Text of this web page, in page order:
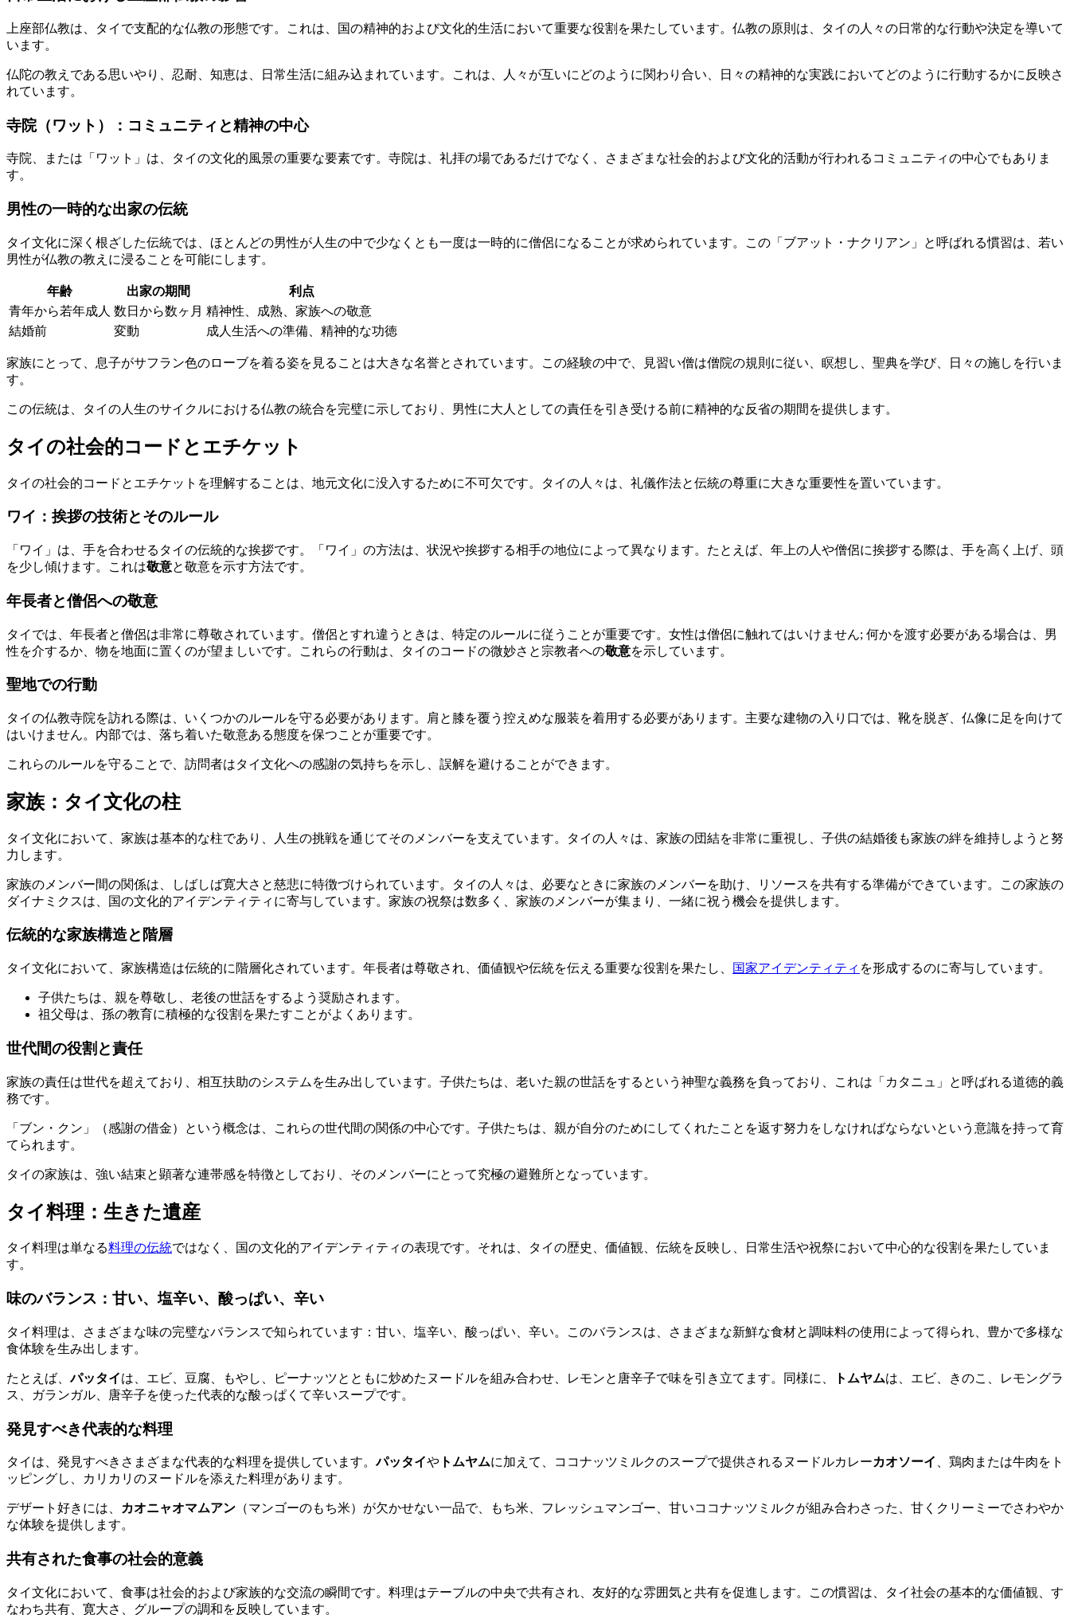
上座部仏教は、タイで支配的な仏教の形態です。これは、国の精神的および文化的生活において重要な役割を果たしています。仏教の原則は、タイの人々の日常的な行動や決定を導いて
います。
仏陀の教えである思いやり、忍耐、知恵は、日常生活に組み込まれています。これは、人々が互いにどのように関わり合い、日々の精神的な実践においてどのように行動するかに反映さ
れています。
寺院（ワット）：コミュニティと精神の中心
寺院、または「ワット」は、タイの文化的風景の重要な要素です。寺院は、礼拝の場であるだけでなく、さまざまな社会的および文化的活動が行われるコミュニティの中心でもありま
す。
男性の一時的な出家の伝統
タイ文化に深く根ざした伝統では、ほとんどの男性が人生の中で少なくとも一度は一時的に僧侶になることが求められています。この「ブアット・ナクリアン」と呼ばれる慣習は、若い
男性が仏教の教えに浸ることを可能にします。
年齢 出家の期間
利点
青年から若年成人 数日から数ヶ月 精神性、成熟、家族への敬意
結婚前
変動 成人生活への準備、精神的な功徳
家族にとって、息子がサフラン色のローブを着る姿を見ることは大きな名誉とされています。この経験の中で、見習い僧は僧院の規則に従い、瞑想し、聖典を学び、日々の施しを行いま
す。
この伝統は、タイの人生のサイクルにおける仏教の統合を完璧に示しており、男性に大人としての責任を引き受ける前に精神的な反省の期間を提供します。
タイの社会的コードとエチケット
タイの社会的コードとエチケットを理解することは、地元文化に没入するために不可欠です。タイの人々は、礼儀作法と伝統の尊重に大きな重要性を置いています。
ワイ：挨拶の技術とそのルール
「ワイ」は、手を合わせるタイの伝統的な挨拶です。「ワイ」の方法は、状況や挨拶する相手の地位によって異なります。たとえば、年上の人や僧侶に挨拶する際は、手を高く上げ、頭
を少し傾けます。これは敬意と敬意を示す方法です。
年長者と僧侶への敬意
タイでは、年長者と僧侶は非常に尊敬されています。僧侶とすれ違うときは、特定のルールに従うことが重要です。女性は僧侶に触れてはいけません; 何かを渡す必要がある場合は、男
性を介するか、物を地面に置くのが望ましいです。これらの行動は、タイのコードの微妙さと宗教者への敬意を示しています。
聖地での行動
タイの仏教寺院を訪れる際は、いくつかのルールを守る必要があります。肩と膝を覆う控えめな服装を着用する必要があります。主要な建物の入り口では、靴を脱ぎ、仏像に足を向けて
はいけません。内部では、落ち着いた敬意ある態度を保つことが重要です。
これらのルールを守ることで、訪問者はタイ文化への感謝の気持ちを示し、誤解を避けることができます。
家族：タイ文化の柱
タイ文化において、家族は基本的な柱であり、人生の挑戦を通じてそのメンバーを支えています。タイの人々は、家族の団結を非常に重視し、子供の結婚後も家族の絆を維持しようと努
力します。
家族のメンバー間の関係は、しばしば寛大さと慈悲に特徴づけられています。タイの人々は、必要なときに家族のメンバーを助け、リソースを共有する準備ができています。この家族の
ダイナミクスは、国の文化的アイデンティティに寄与しています。家族の祝祭は数多く、家族のメンバーが集まり、一緒に祝う機会を提供します。
伝統的な家族構造と階層
タイ文化において、家族構造は伝統的に階層化されています。年長者は尊敬され、価値観や伝統を伝える重要な役割を果たし、 国家アイデンティティ を形成するのに寄与しています。
子供たちは、親を尊敬し、老後の世話をするよう奨励されます。
祖父母は、孫の教育に積極的な役割を果たすことがよくあります。
世代間の役割と責任
家族の責任は世代を超えており、相互扶助のシステムを生み出しています。子供たちは、老いた親の世話をするという神聖な義務を負っており、これは「カタニュ」と呼ばれる道徳的義
務です。
「ブン・クン」（感謝の借金）という概念は、これらの世代間の関係の中心です。子供たちは、親が自分のためにしてくれたことを返す努力をしなければならないという意識を持って育
てられます。
タイの家族は、強い結束と顕著な連帯感を特徴としており、そのメンバーにとって究極の避難所となっています。
タイ料理：生きた遺産
タイ料理は単なる料理の伝統ではなく、国の文化的アイデンティティの表現です。それは、タイの歴史、価値観、伝統を反映し、日常生活や祝祭において中心的な役割を果たしていま
す。
味のバランス：甘い、塩辛い、酸っぱい、辛い
タイ料理は、さまざまな味の完璧なバランスで知られています：甘い、塩辛い、酸っぱい、辛い。このバランスは、さまざまな新鮮な食材と調味料の使用によって得られ、豊かで多様な
食体験を生み出します。
たとえば、パッタイは、エビ、豆腐、もやし、ピーナッツとともに炒めたヌードルを組み合わせ、レモンと唐辛子で味を引き立てます。同様に、 トムヤムは、エビ、きのこ、レモングラ
ス、ガランガル、唐辛子を使った代表的な酸っぱくて辛いスープです。
発見すべき代表的な料理
タイは、発見すべきさまざまな代表的な料理を提供しています。パッタイや トムヤムに加えて、ココナッツミルクのスープで提供されるヌードルカレーカオソーイ
、鶏肉または牛肉をト
ッピングし、カリカリのヌードルを添えた料理があります。
デザート好きには、 カオニャオマムアン （マンゴーのもち米）が欠かせない一品で、もち米、フレッシュマンゴー、甘いココナッツミルクが組み合わさった、甘くクリーミーでさわやか
な体験を提供します。
共有された食事の社会的意義
タイ文化において、食事は社会的および家族的な交流の瞬間です。料理はテーブルの中央で共有され、友好的な雰囲気と共有を促進します。この慣習は、タイ社会の基本的な価値観、す
なわち共有、寛大さ、グループの調和を反映しています。